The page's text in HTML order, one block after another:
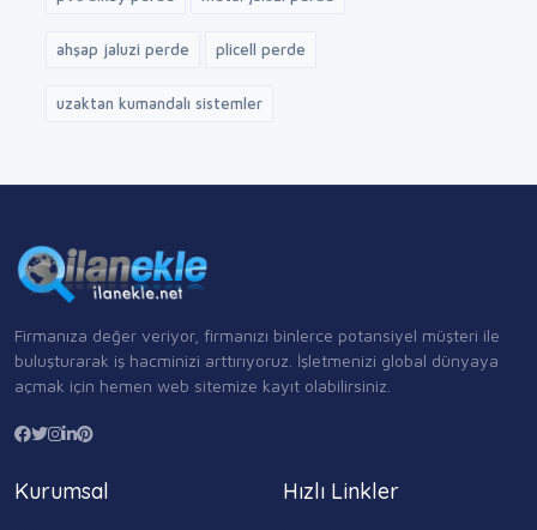
ahşap jaluzi perde plicell perde
uzaktan kumandalı sistemler
Firmanıza değer veriyor, firmanızı binlerce potansiyel müşteri ile
buluşturarak iş hacminizi arttırıyoruz. İşletmenizi global dünyaya
açmak için hemen web sitemize kayıt olabilirsiniz.
Kurumsal Hızlı Linkler